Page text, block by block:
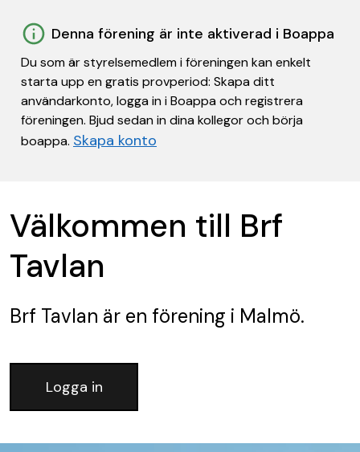
Denna förening är inte aktiverad i Boappa
Du som är styrelsemedlem i föreningen kan enkelt
starta upp en gratis provperiod: Skapa ditt
användarkonto, logga in i Boappa och registrera
föreningen. Bjud sedan in dina kollegor och börja
boappa. Skapa konto
Välkommen till Brf
Tavlan
Brf Tavlan är en förening i Malmö.
Logga in